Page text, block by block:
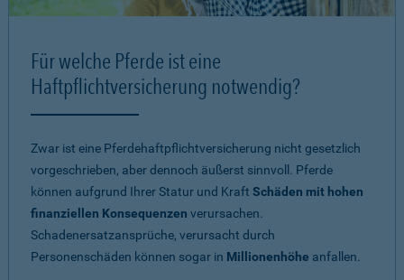
Für welche Pferde ist eine
Haftpflichtversicherung notwendig?
Zwar ist eine Pferdehaftpflichtversicherung nicht gesetzlich
vorgeschrieben, aber dennoch äußerst sinnvoll. Pferde
können aufgrund Ihrer Statur und Kraft Schäden mit hohen
finanziellen Konsequenzen verursachen.
Schadenersatzansprüche, verursacht durch
Personenschäden können sogar in Millionenhöhe anfallen.